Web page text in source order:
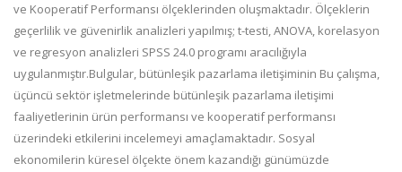
ve Kooperatif Performansı ölçeklerinden oluşmaktadır. Ölçeklerin
geçerlilik ve güvenirlik analizleri yapılmış; t-testi, ANOVA, korelasyon
ve regresyon analizleri SPSS 24.0 programı aracılığıyla
uygulanmıştır.Bulgular, bütünleşik pazarlama iletişiminin Bu çalışma,
üçüncü sektör işletmelerinde bütünleşik pazarlama iletişimi
faaliyetlerinin ürün performansı ve kooperatif performansı
üzerindeki etkilerini incelemeyi amaçlamaktadır. Sosyal
ekonomilerin küresel ölçekte önem kazandığı günümüzde